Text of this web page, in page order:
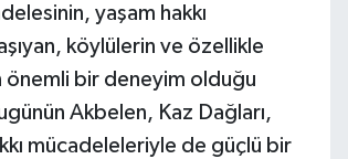
yaşam hakkı
köylülerin ve özellikle
önemli bir deneyim olduğu
Akbelen, Kaz Dağları,
mücadeleleriyle de güçlü bir